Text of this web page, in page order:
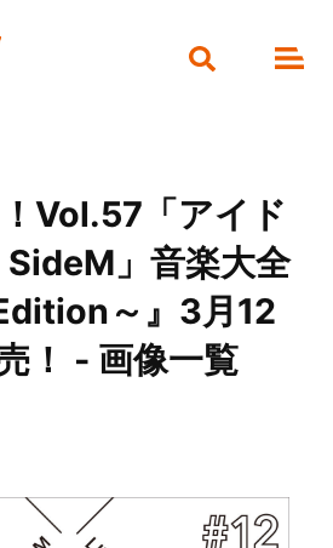
！Vol.57「アイド
」音楽大全
～』3月12
！ - 画像一覧